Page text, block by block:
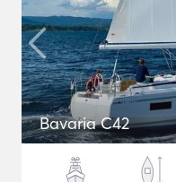
Bavaria C42